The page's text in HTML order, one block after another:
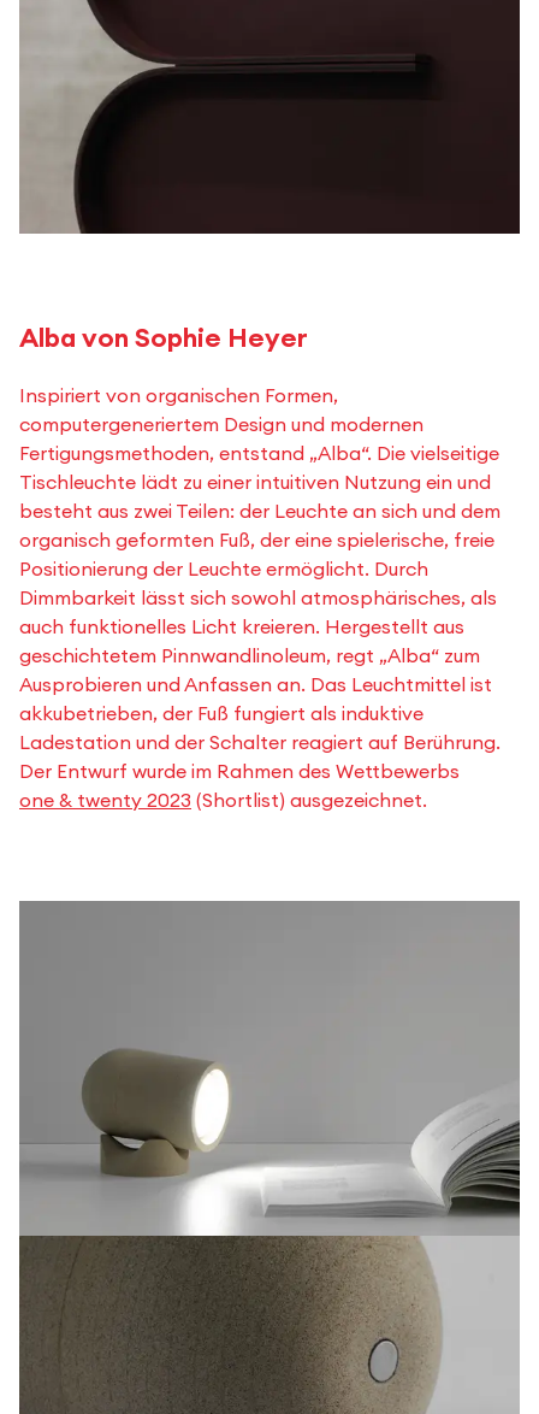
Alba von Sophie Heyer
Inspiriert von organischen Formen,
computergeneriertem Design und modernen
Fertigungsmethoden, entstand „Alba“. Die vielseitige
Tischleuchte lädt zu einer intuitiven Nutzung ein und
besteht aus zwei Teilen: der Leuchte an sich und dem
organisch geformten Fuß, der eine spielerische, freie
Positionierung der Leuchte ermöglicht. Durch
Dimmbarkeit lässt sich sowohl atmosphärisches, als
auch funktionelles Licht kreieren. Hergestellt aus
geschichtetem Pinnwandlinoleum, regt „Alba“ zum
Ausprobieren und Anfassen an. Das Leuchtmittel ist
akkubetrieben, der Fuß fungiert als induktive
Ladestation und der Schalter reagiert auf Berührung.
Der Entwurf wurde im Rahmen des Wettbewerbs
one & twenty 2023 (Shortlist) ausgezeichnet.